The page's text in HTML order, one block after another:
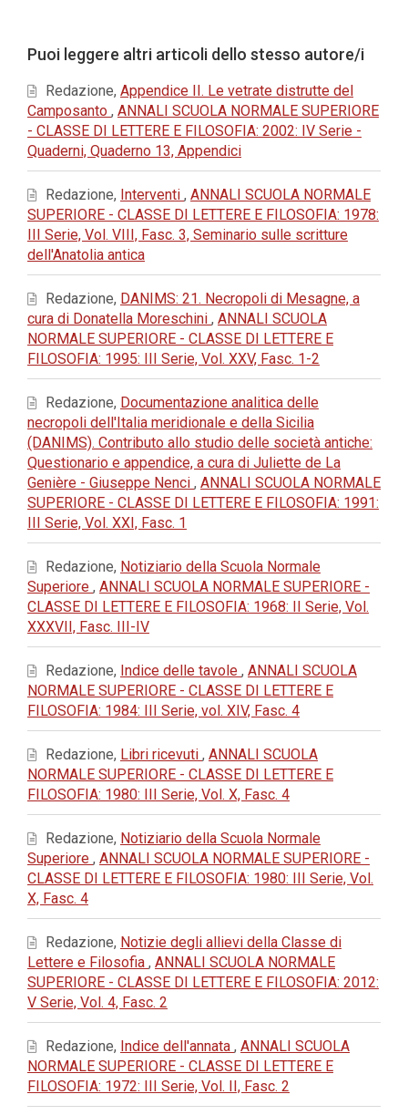
dell'articolo
Puoi leggere altri articoli dello stesso autore/i
Redazione, Appendice II. Le vetrate distrutte del
Camposanto , ANNALI SCUOLA NORMALE SUPERIORE
- CLASSE DI LETTERE E FILOSOFIA: 2002: IV Serie -
Quaderni, Quaderno 13, Appendici
Redazione, Interventi , ANNALI SCUOLA NORMALE
SUPERIORE - CLASSE DI LETTERE E FILOSOFIA: 1978:
III Serie, Vol. VIII, Fasc. 3, Seminario sulle scritture
dell'Anatolia antica
Redazione, DANIMS: 21. Necropoli di Mesagne, a
cura di Donatella Moreschini , ANNALI SCUOLA
NORMALE SUPERIORE - CLASSE DI LETTERE E
FILOSOFIA: 1995: III Serie, Vol. XXV, Fasc. 1-2
Redazione, Documentazione analitica delle
necropoli dell'Italia meridionale e della Sicilia
(DANIMS). Contributo allo studio delle società antiche:
Questionario e appendice, a cura di Juliette de La
Genière - Giuseppe Nenci , ANNALI SCUOLA NORMALE
SUPERIORE - CLASSE DI LETTERE E FILOSOFIA: 1991:
III Serie, Vol. XXI, Fasc. 1
Redazione, Notiziario della Scuola Normale
Superiore , ANNALI SCUOLA NORMALE SUPERIORE -
CLASSE DI LETTERE E FILOSOFIA: 1968: II Serie, Vol.
XXXVII, Fasc. III-IV
Redazione, Indice delle tavole , ANNALI SCUOLA
NORMALE SUPERIORE - CLASSE DI LETTERE E
FILOSOFIA: 1984: III Serie, vol. XIV, Fasc. 4
Redazione, Libri ricevuti , ANNALI SCUOLA
NORMALE SUPERIORE - CLASSE DI LETTERE E
FILOSOFIA: 1980: III Serie, Vol. X, Fasc. 4
Redazione, Notiziario della Scuola Normale
Superiore , ANNALI SCUOLA NORMALE SUPERIORE -
CLASSE DI LETTERE E FILOSOFIA: 1980: III Serie, Vol.
X, Fasc. 4
Redazione, Notizie degli allievi della Classe di
Lettere e Filosofia , ANNALI SCUOLA NORMALE
SUPERIORE - CLASSE DI LETTERE E FILOSOFIA: 2012:
V Serie, Vol. 4, Fasc. 2
Redazione, Indice dell'annata , ANNALI SCUOLA
NORMALE SUPERIORE - CLASSE DI LETTERE E
FILOSOFIA: 1972: III Serie, Vol. II, Fasc. 2